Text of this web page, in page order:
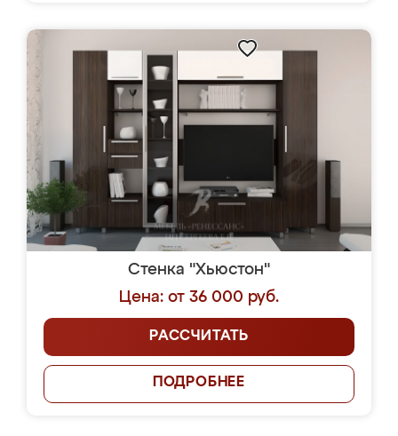
Стенка "Хьюстон"
Цена: от 36 000 руб.
РАССЧИТАТЬ
ПОДРОБНЕЕ